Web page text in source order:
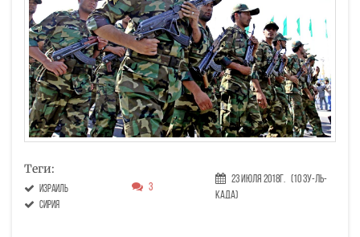
Теги:
Израиль
Сирия
3
23 Июля 2018г.
(10 Зу-ль-
када)